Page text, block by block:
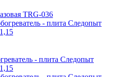
TRG-036
- плита Следопыт